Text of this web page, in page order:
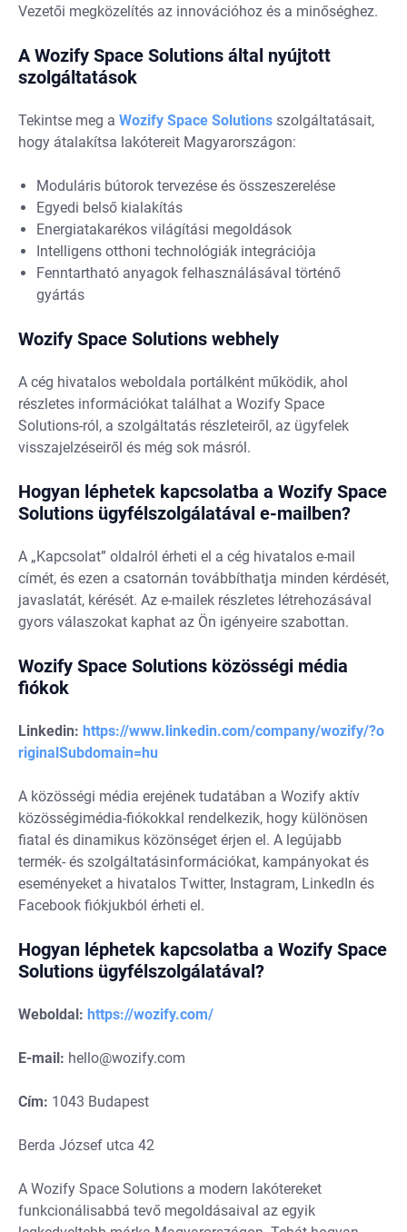
Vezetői megközelítés az innovációhoz és a minőséghez.
A Wozify Space Solutions által nyújtott
szolgáltatások
Tekintse meg a Wozify Space Solutions szolgáltatásait,
hogy átalakítsa lakótereit Magyarországon:
Moduláris bútorok tervezése és összeszerelése
Egyedi belső kialakítás
Energiatakarékos világítási megoldások
Intelligens otthoni technológiák integrációja
Fenntartható anyagok felhasználásával történő
gyártás
Wozify Space Solutions webhely
A cég hivatalos weboldala portálként működik, ahol
részletes információkat találhat a Wozify Space
Solutions-ról, a szolgáltatás részleteiről, az ügyfelek
visszajelzéseiről és még sok másról.
Hogyan léphetek kapcsolatba a Wozify Space
Solutions ügyfélszolgálatával e-mailben?
A „Kapcsolat” oldalról érheti el a cég hivatalos e-mail
címét, és ezen a csatornán továbbíthatja minden kérdését,
javaslatát, kérését. Az e-mailek részletes létrehozásával
gyors válaszokat kaphat az Ön igényeire szabottan.
Wozify Space Solutions közösségi média
fiókok
Linkedin: https://www.linkedin.com/company/wozify/?o
riginalSubdomain=hu
A közösségi média erejének tudatában a Wozify aktív
közösségimédia-fiókokkal rendelkezik, hogy különösen
fiatal és dinamikus közönséget érjen el. A legújabb
termék- és szolgáltatásinformációkat, kampányokat és
eseményeket a hivatalos Twitter, Instagram, LinkedIn és
Facebook fiókjukból érheti el.
Hogyan léphetek kapcsolatba a Wozify Space
Solutions ügyfélszolgálatával?
Weboldal: https://wozify.com/
E-mail: hello@wozify.com
Cím: 1043 Budapest
Berda József utca 42
A Wozify Space Solutions a modern lakótereket
funkcionálisabbá tevő megoldásaival az egyik